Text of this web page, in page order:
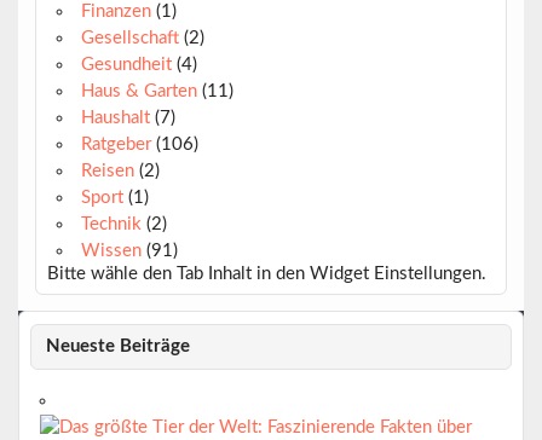
Finanzen(1)
Gesellschaft(2)
Gesundheit(4)
Haus & Garten(11)
Haushalt(7)
Ratgeber(106)
Reisen(2)
Sport(1)
Technik (2)
Wissen(91)
Bitte wähle den Tab Inhalt in den Widget Einstellungen.
Neueste Beiträge